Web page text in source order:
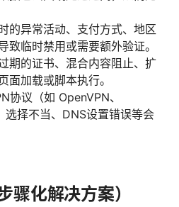
的异常活动、支付方式、地区
致临时禁用或需要额外验证。
期的证书、混合内容阻止、扩
面加载或脚本执行。
协议（如 OpenVPN、
择不当、DNS设置错误等会
骤化解决方案）